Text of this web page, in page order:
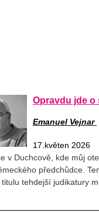
Opravdu jde o
Emanuel Vejnar
17.květen 2026
v Duchcově, kde můj
předchůdce.
tehdejší judikatury